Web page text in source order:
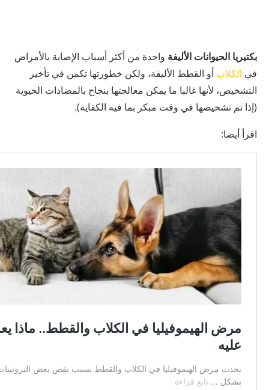
بكتيريا الحيوانات الأليفة واحدة من أكثر أسباب الإصابة بالأمراض
في الكلاب أو القطط الأليفة، ولكن خطورتها تكمن في تأخير
التشخيص، لأنها غالبا ما يمكن معالجتها بنجاح بالمضادات الحيوية
(إذا تم تشخيصها في وقت مبكر بما فيه الكفاية).
اقرأ أيضا: